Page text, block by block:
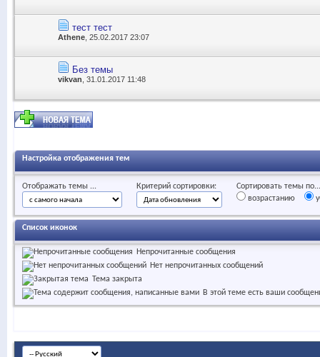
тест тест
Athene , 25.02.2017 23:07
Без темы
vikvan , 31.01.2017 11:48
Настройка отображения тем
Отображать темы ... Критерий сортировки:
Сортировать темы по...
возрастанию
Список иконок
Непрочитанные сообщения
Нет непрочитанных сообщений
Тема закрыта
В этой теме есть ваши